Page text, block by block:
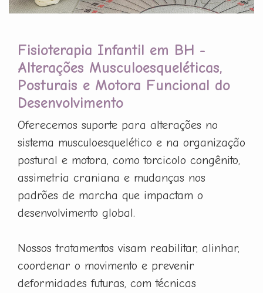
Fisioterapia Infantil em BH -
Alterações Musculoesqueléticas,
Posturais e Motora Funcional do
Desenvolvimento
Oferecemos suporte para alterações no
sistema musculoesquelético e na organização
postural e motora, como torcicolo congênito,
assimetria craniana e mudanças nos
padrões de marcha que impactam o
desenvolvimento global.
Nossos tratamentos visam reabilitar, alinhar,
coordenar o movimento e prevenir
deformidades futuras, com técnicas